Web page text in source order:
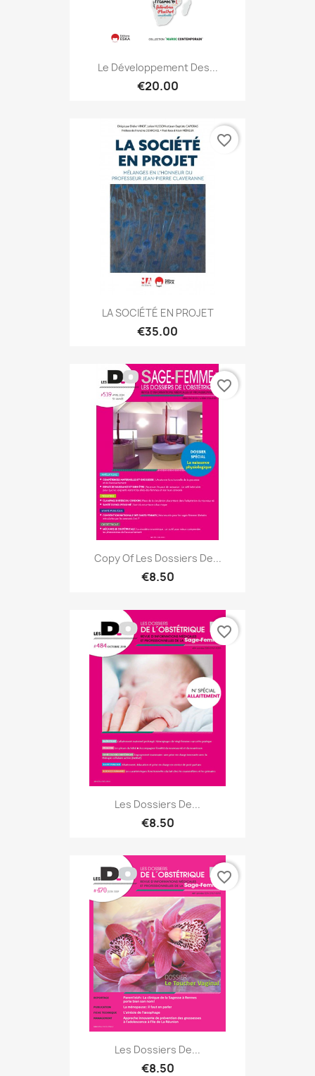
Le Développement Des...
€20.00
LA SOCIÉTÉ EN PROJET
€35.00
favorite_border
Copy Of Les Dossiers De...
€8.50
favorite_border
Les Dossiers De...
€8.50
favorite_border
Les Dossiers De...
€8.50
favorite_border